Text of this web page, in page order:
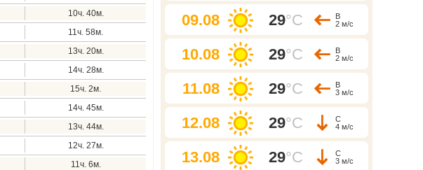
10ч. 40м.
11ч. 58м.
13ч. 20м.
14ч. 28м.
15ч. 2м.
14ч. 45м.
13ч. 44м.
12ч. 27м.
11ч. 6м.
09.08 29°C
В
2 м/с
10.08 29°C
В
2 м/с
11.08 29°C
В
3 м/с
12.08 29°C
С
4 м/с
13.08 29°C
С
3 м/с